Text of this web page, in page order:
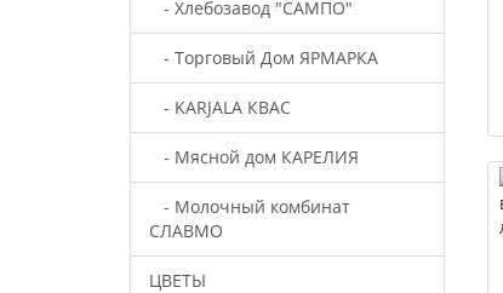
- Хлебозавод "САМПО"
- Торговый Дом ЯРМАРКА
- KARJALA КВАС
- Мясной дом КАРЕЛИЯ
- Молочный комбинат
СЛАВМО
ЦВЕТЫ